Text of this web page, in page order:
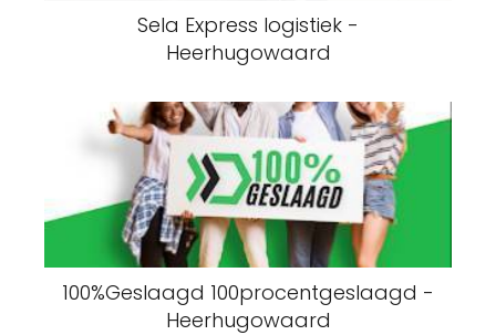
Sela Express logistiek -
Heerhugowaard
100%Geslaagd 100procentgeslaagd -
Heerhugowaard